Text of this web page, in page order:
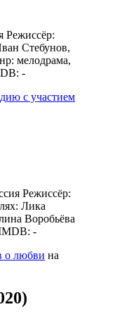
Режиссёр:
Стебунов,
мелодрама,
-
с участием
Режиссёр:
Лика
Воробьёва
-
о любви на